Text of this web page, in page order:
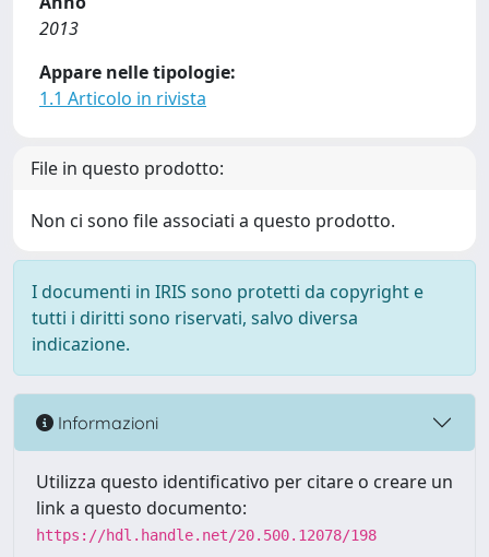
2013
Appare nelle tipologie:
1.1 Articolo in rivista
File in questo prodotto:
Non ci sono file associati a questo prodotto.
I documenti in IRIS sono protetti da copyright e
tutti i diritti sono riservati, salvo diversa
indicazione.
Informazioni
Utilizza questo identificativo per citare o creare un
link a questo documento:
https://hdl.handle.net/20.500.12078/198